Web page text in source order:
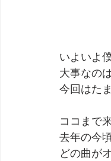
いよいよ
大事なの
今回はた
ココまで
去年の今
どの曲が